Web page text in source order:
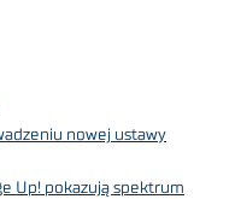
nowej ustawy
Up! pokazują spektrum